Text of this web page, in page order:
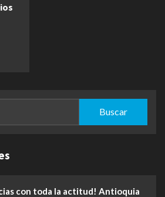
con toda la actitud! Antioquia